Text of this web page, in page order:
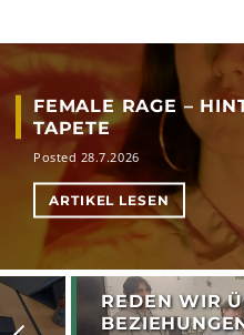
FEMALE RAGE –
TAPETE
Posted 28.7.2026
ARTIKEL LESEN
REDEN WIR